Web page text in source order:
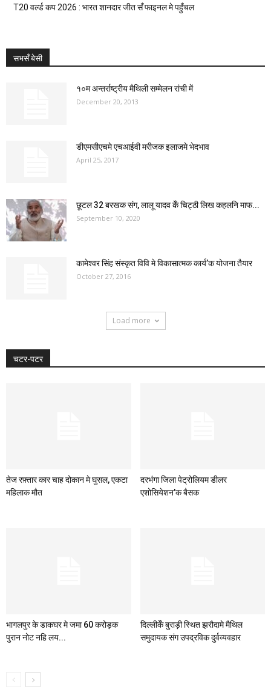
T20 वर्ल्ड कप 2026 : भारत शानदार जीत सँ फाइनल मे पहुँचल
सभसँ बेसी
१०म अन्तर्राष्ट्रीय मैथिली सम्मेलन रांची में
December 20, 2013
डीएमसीएचमे एचआईवी मरीजक इलाजमे भेदभाव
April 25, 2017
छूटल 32 बरखक संग, लालू यादव केँ चिट्ठी लिख कहलनि माफ...
September 10, 2020
कामेश्वर सिंह संस्कृत विवि मे विकासात्मक कार्य’क योजना तैयार
October 27, 2016
Load more
चटर-पटर
तेज रफ़्तार कार चाह दोकान मे घुसल, एकटा
महिलाक मौत
दरभंगा जिला पेट्रोलियम डीलर
एशोसियेशन’क बैसक
भागलपुर के डाकघर मे जमा 60 करोड़क
पुरान नोट नहि लय...
दिल्लीकेँ बुराड़ी स्थित झरौदामे मैथिल
समुदायक संग उपद्रविक दुर्वव्यवहार